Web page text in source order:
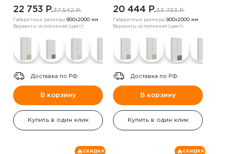
22 753 P.37 542 P.
Габаритные размеры:900х2000 мм
Варианты исполнения (цвет):
Доставка по РФ.
В корзину
Купить в один клик
20 444 P.33 733 P.
Габаритные размеры:900х2000 мм
Варианты исполнения (цвет):
Доставка по РФ.
В корзину
Купить в один клик
СКИДКА СКИДКА